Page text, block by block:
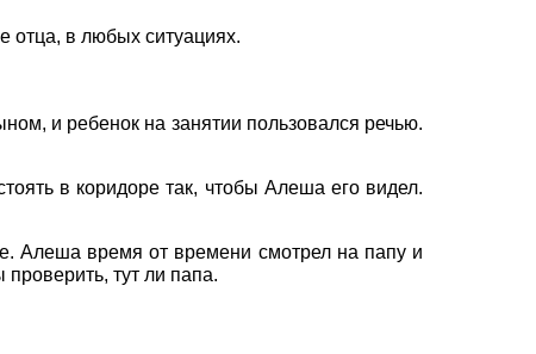
отца, в любых ситуациях.
и ребенок на занятии пользовался речью.
в коридоре так, чтобы Алеша его видел.
Алеша время от времени смотрел на папу и
тут ли папа.